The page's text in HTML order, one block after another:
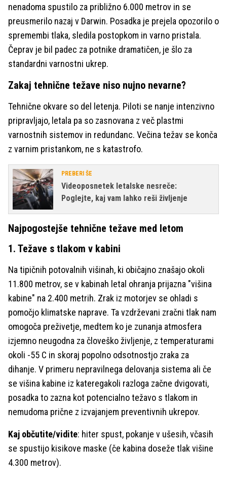
nenadoma spustilo za približno 6.000 metrov in se
preusmerilo nazaj v Darwin. Posadka je prejela opozorilo o
spremembi tlaka, sledila postopkom in varno pristala.
Čeprav je bil padec za potnike dramatičen, je šlo za
standardni varnostni ukrep.
Zakaj tehnične težave niso nujno nevarne?
Tehnične okvare so del letenja. Piloti se nanje intenzivno
pripravljajo, letala pa so zasnovana z več plastmi
varnostnih sistemov in redundanc. Večina težav se konča
z varnim pristankom, ne s katastrofo.
PREBERI ŠE
Videoposnetek letalske nesreče:
Poglejte, kaj vam lahko reši življenje
Najpogostejše tehnične težave med letom
1. Težave s tlakom v kabini
Na tipičnih potovalnih višinah, ki običajno znašajo okoli
11.800 metrov, se v kabinah letal ohranja prijazna "višina
kabine" na 2.400 metrih. Zrak iz motorjev se ohladi s
pomočjo klimatske naprave. Ta vzdrževani zračni tlak nam
omogoča preživetje, medtem ko je zunanja atmosfera
izjemno neugodna za človeško življenje, z temperaturami
okoli -55 C in skoraj popolno odsotnostjo zraka za
dihanje. V primeru nepravilnega delovanja sistema ali če
se višina kabine iz kateregakoli razloga začne dvigovati,
posadka to zazna kot potencialno težavo s tlakom in
nemudoma prične z izvajanjem preventivnih ukrepov.
Kaj občutite/vidite: hiter spust, pokanje v ušesih, včasih
se spustijo kisikove maske (če kabina doseže tlak višine
4.300 metrov).